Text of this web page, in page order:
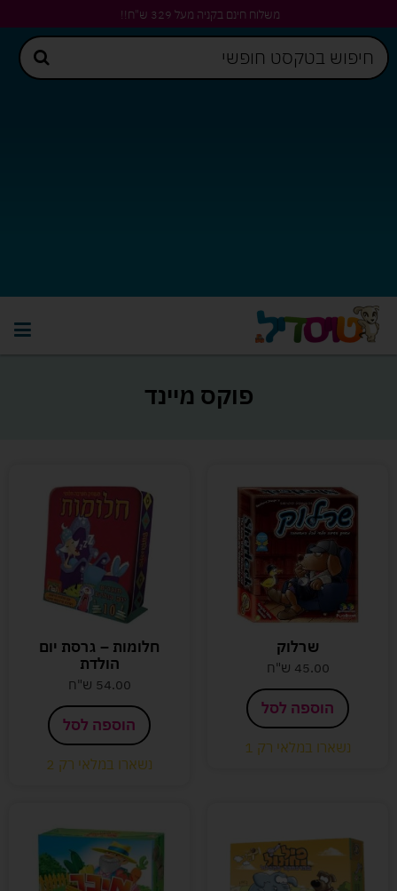
משלוח חינם בקניה מעל 329 ש"ח!!
פוקס מיינד
שרלוק
45.00 ש"ח
הוספה לסל
נשארו במלאי רק 1
חלומות – גרסת יום
הולדת
54.00 ש"ח
הוספה לסל
נשארו במלאי רק 2